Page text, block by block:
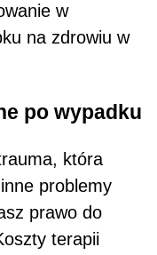
w
na zdrowiu w
po wypadku
która
problemy
prawo do
terapii